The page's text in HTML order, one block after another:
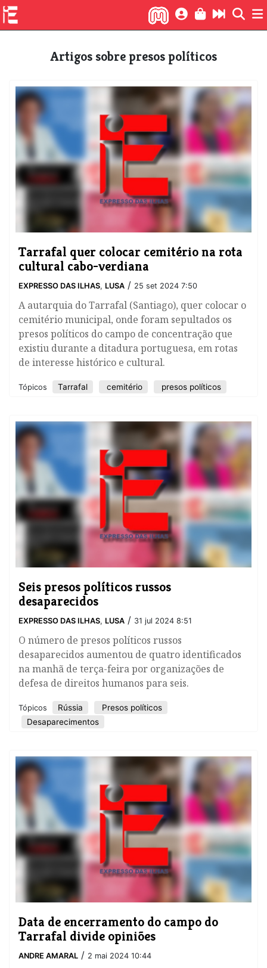
Artigos sobre presos políticos
Tarrafal quer colocar cemitério na rota
cultural cabo-verdiana
EXPRESSO DAS ILHAS, LUSA / 25 set 2024 7:50
A autarquia do Tarrafal (Santiago), quer colocar o
cemitério municipal, onde foram sepultados os
presos políticos do campo de concentração que
existiu durante a ditadura portuguesa, em rotas
de interesse histórico e cultural.
Tópicos Tarrafal cemitério presos políticos
Seis presos políticos russos
desaparecidos
EXPRESSO DAS ILHAS, LUSA / 31 jul 2024 8:51
O número de presos políticos russos
desaparecidos aumentou de quatro identificados
na manhã de terça-feira por organizações de
defesa de direitos humanos para seis.
Tópicos Rússia
Presos políticos
Desaparecimentos
Data de encerramento do campo do
Tarrafal divide opiniões
ANDRE AMARAL / 2 mai 2024 10:44